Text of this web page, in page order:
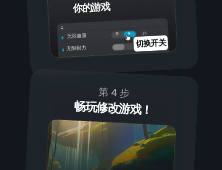
你的游戏
开
关
无限血量
无限耐力
切换开关
第 4 步
畅玩修改游戏！